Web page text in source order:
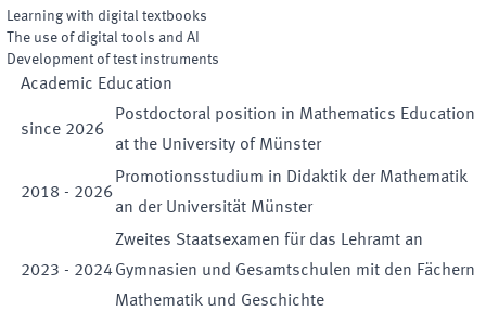
Learning with digital textbooks
The use of digital tools and AI
Development of test instruments
Academic Education
since 2026
Postdoctoral position in Mathematics Education
at the University of Münster
2018 - 2026
Promotionsstudium in Didaktik der Mathematik
an der Universität Münster
2023 - 2024
Zweites Staatsexamen für das Lehramt an
Gymnasien und Gesamtschulen mit den Fächern
Mathematik und Geschichte